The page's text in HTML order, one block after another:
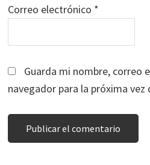
Correo electrónico *
Guarda mi nombre, correo
navegador para la próxima vez